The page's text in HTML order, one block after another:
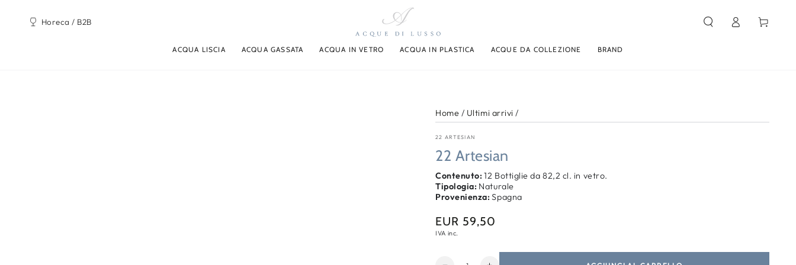
Horeca / B2B
ACQUA LISCIA ACQUA GASSATA ACQUA IN VETRO ACQUA IN PLASTICA ACQUE DA COLLEZIONE BRAND
Accesso Carello
Home / Ultimi arrivi /
22 ARTESIAN
22 Artesian
Contenuto:12 Bottiglie da 82,2 cl. in vetro.
Tipologia: Naturale
Provenienza:Spagna
Prezzo
regolare
EUR 59,50
IVA inc.